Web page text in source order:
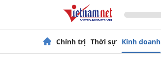
Chính trị Thời sự Kinh doanh